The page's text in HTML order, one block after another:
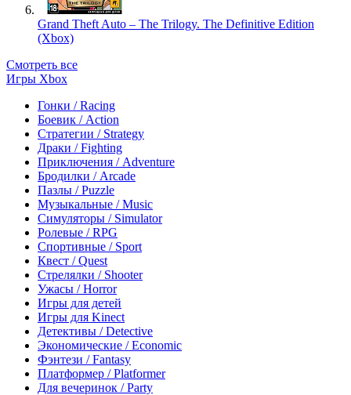
Grand Theft Auto – The Trilogy. The Definitive Edition
(Xbox)
Смотреть все
Игры Xbox
Гонки / Racing
Боевик / Action
Стратегии / Strategy
Драки / Fighting
Приключения / Adventure
Бродилки / Arcade
Пазлы / Puzzle
Музыкальные / Music
Симуляторы / Simulator
Ролевые / RPG
Спортивные / Sport
Квест / Quest
Стрелялки / Shooter
Ужасы / Horror
Игры для детей
Игры для Kinect
Детективы / Detective
Экономические / Economic
Фэнтези / Fantasy
Платформер / Platformer
Для вечеринок / Party